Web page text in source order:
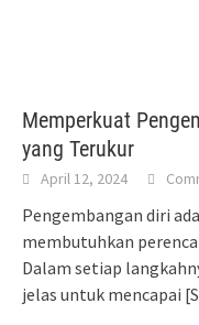
Memperkuat
yang Terukur
April 12, 2024
Pengembangan diri
membutuhkan
Dalam setiap
jelas untuk mencapai